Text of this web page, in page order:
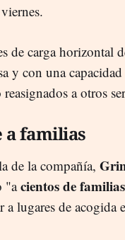
de carga horizontal
y con una
a otros
familias
de la compañía,
"acientos de
a lugares de acogida